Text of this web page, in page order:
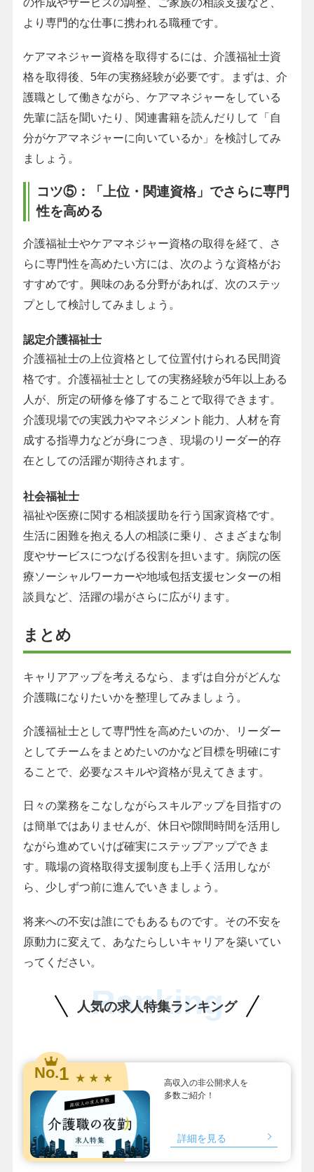
より専門的な仕事に携われる職種です。
ケアマネジャー資格を取得するには、介護福祉士資
格を取得後、5年の実務経験が必要です。まずは、介
護職として働きながら、ケアマネジャーをしている
先輩に話を聞いたり、関連書籍を読んだりして「自
分がケアマネジャーに向いているか」を検討してみ
ましょう。
コツ⑤：「上位・関連資格」でさらに専門
性を高める
介護福祉士やケアマネジャー資格の取得を経て、さ
らに専門性を高めたい方には、次のような資格がお
すすめです。興味のある分野があれば、次のステッ
プとして検討してみましょう。
認定介護福祉士
介護福祉士の上位資格として位置付けられる民間資
格です。介護福祉士としての実務経験が5年以上ある
人が、所定の研修を修了することで取得できます。
介護現場での実践力やマネジメント能力、人材を育
成する指導力などが身につき、現場のリーダー的存
在としての活躍が期待されます。
社会福祉士
福祉や医療に関する相談援助を行う国家資格です。
生活に困難を抱える人の相談に乗り、さまざまな制
度やサービスにつなげる役割を担います。病院の医
療ソーシャルワーカーや地域包括支援センターの相
談員など、活躍の場がさらに広がります。
まとめ
キャリアアップを考えるなら、まずは自分がどんな
介護職になりたいかを整理してみましょう。
介護福祉士として専門性を高めたいのか、リーダー
としてチームをまとめたいのかなど目標を明確にす
ることで、必要なスキルや資格が見えてきます。
日々の業務をこなしながらスキルアップを目指すの
は簡単ではありませんが、休日や隙間時間を活用し
ながら進めていけば確実にステップアップできま
す。職場の資格取得支援制度も上手く活用しなが
ら、少しずつ前に進んでいきましょう。
将来への不安は誰にでもあるものです。その不安を
原動力に変えて、あなたらしいキャリアを築いてい
ってください。
人気の求人特集ランキング
Ranking
No.1 ★ ★ ★
高収入の非公開求人を
多数ご紹介！
詳細を見る